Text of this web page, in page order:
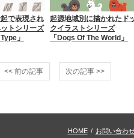
で表現され
トシリーズ
」
起源地域別に描かれたド
クイラストシリーズ
「Dogs Of The World」
<< 前の記事 次の記事 >>
HOME / お問い合わ